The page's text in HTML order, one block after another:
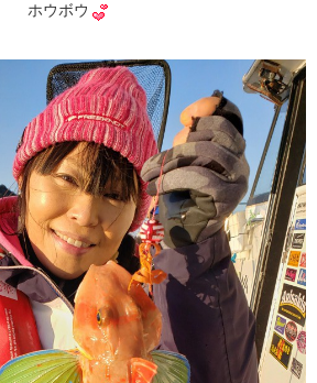
ホウボウ